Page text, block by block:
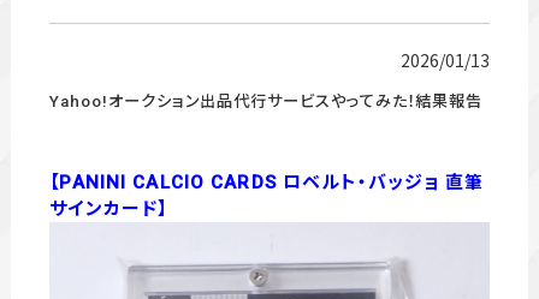
2026/01/13
Yahoo!オークション出品代行サービスやってみた！結果報告
【PANINI CALCIO CARDS ロベルト・バッジョ 直筆
サインカード】